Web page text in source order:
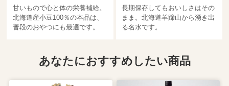
甘いもので心と体の栄養補給。
北海道産小豆100％の本品は、
普段のおやつにも最適です。
長期保存してもおいしさはその
まま。北海道羊蹄山から湧き出
る名水です。
あなたにおすすめしたい商品